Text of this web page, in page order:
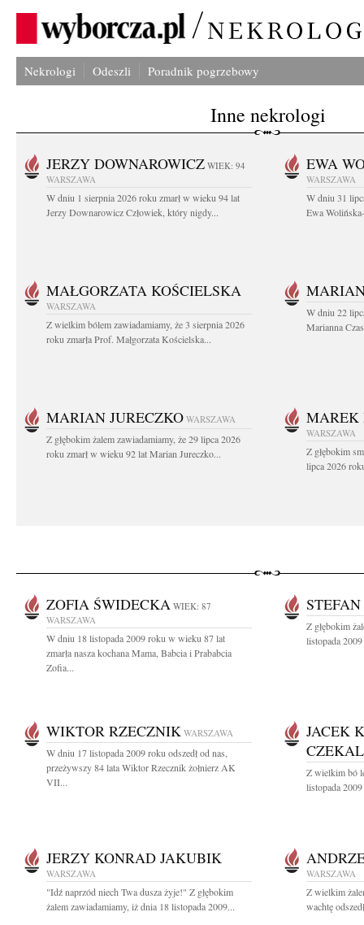
Nekrologi Odeszli Poradnik pogrzebowy
Inne nekrologi
JERZY DOWNAROWICZ WIEK: 94
WARSZAWA
W dniu 1 sierpnia 2026 roku zmarł w wieku 94 lat
Jerzy Downarowicz Człowiek, który nigdy...
EWA
WARSZAWA
W dniu 31
Ewa
MAŁGORZATA KOŚCIELSKA
WARSZAWA
Z wielkim bólem zawiadamiamy, że 3 sierpnia 2026
roku zmarła Prof. Małgorzata Kościelska...
W dniu 22
Marianna
MARIAN JURECZKO WARSZAWA
Z głębokim żalem zawiadamiamy, że 29 lipca 2026
roku zmarł w wieku 92 lat Marian Jureczko...
MAREK
WARSZAWA
Z głębokim
lipca 2026
ZOFIA ŚWIDECKA WIEK: 87
WARSZAWA
W dniu 18 listopada 2009 roku w wieku 87 lat
zmarła nasza kochana Mama, Babcia i Prababcia
Zofia...
Z głębokim
listopada
WIKTOR RZECZNIK WARSZAWA
W dniu 17 listopada 2009 roku odszedł od nas,
przeżywszy 84 lata Wiktor Rzecznik żołnierz AK
VII...
JACEK
Z wielkim bó
listopada
JERZY KONRAD JAKUBIK
WARSZAWA
"Idź naprzód niech Twa dusza żyje!" Z głębokim
żalem zawiadamiamy, iż dnia 18 listopada 2009...
WARSZAWA
Z wielkim
wachtę